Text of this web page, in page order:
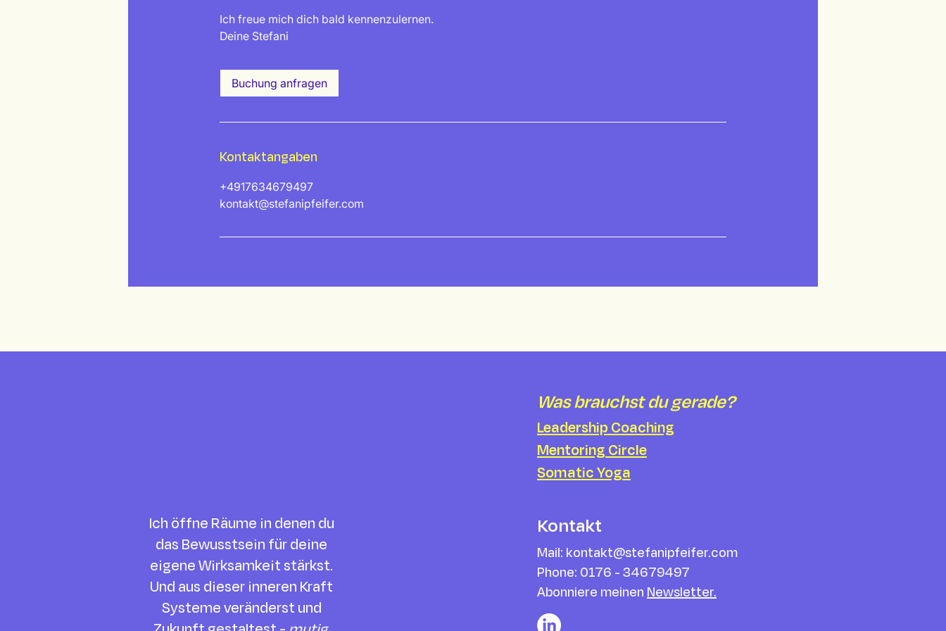
Ich freue mich dich bald kennenzulernen.
Deine Stefani
Buchung anfragen
Kontaktangaben
+4917634679497
kontakt@stefanipfeifer.com
Ich öffne Räume in denen du
das Bewusstsein für deine
eigene Wirksamkeit stärkst.
Und aus dieser inneren Kraft
Systeme veränderst und
Was brauchst du gerade?
Leadership Coaching
Mentoring Circle
Somatic Yoga
Kontakt
Mail: kontakt@stefanipfeifer.com
Phone: 0176 - 34679497
Abonniere meinen Newsletter.